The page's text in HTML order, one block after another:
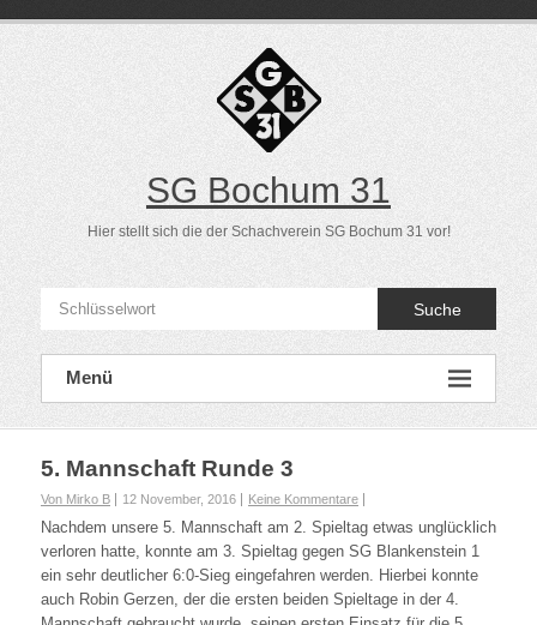
SG Bochum 31
Hier stellt sich die der Schachverein SG Bochum 31 vor!
Suche
Menü
5. Mannschaft Runde 3
Von Mirko B 12 November, 2016 Keine Kommentare
Nachdem unsere 5. Mannschaft am 2. Spieltag etwas unglücklich
verloren hatte, konnte am 3. Spieltag gegen SG Blankenstein 1
ein sehr deutlicher 6:0-Sieg eingefahren werden. Hierbei konnte
auch Robin Gerzen, der die ersten beiden Spieltage in der 4.